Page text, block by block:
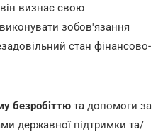
визнає свою
зобов'язання
стан фінансово-
безробіттю та допомоги за
державної підтримки та/